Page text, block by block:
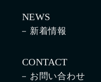
NEWS
新着情報
CONTACT
お問い合わせ